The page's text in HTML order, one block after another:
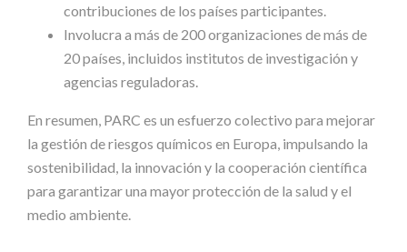
contribuciones de los países participantes.
Involucra a más de 200 organizaciones de más de
20 países, incluidos institutos de investigación y
agencias reguladoras.
En resumen, PARC es un esfuerzo colectivo para mejorar
la gestión de riesgos químicos en Europa, impulsando la
sostenibilidad, la innovación y la cooperación científica
para garantizar una mayor protección de la salud y el
medio ambiente.